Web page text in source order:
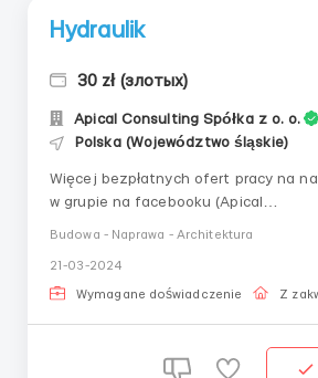
Hydraulik
30 zł (злотых)
Apical Consulting Spółka z o. o.
Polska (Województwo śląskie)
Więcej bezpłatnych ofert pracy na
w grupie na facebooku (Apical
miasta w województwie śląskim)📍
Montaż wewnętrznych i
Budowa - Naprawa - Architektura
21-03-2024
Wymagane doświadczenie Z